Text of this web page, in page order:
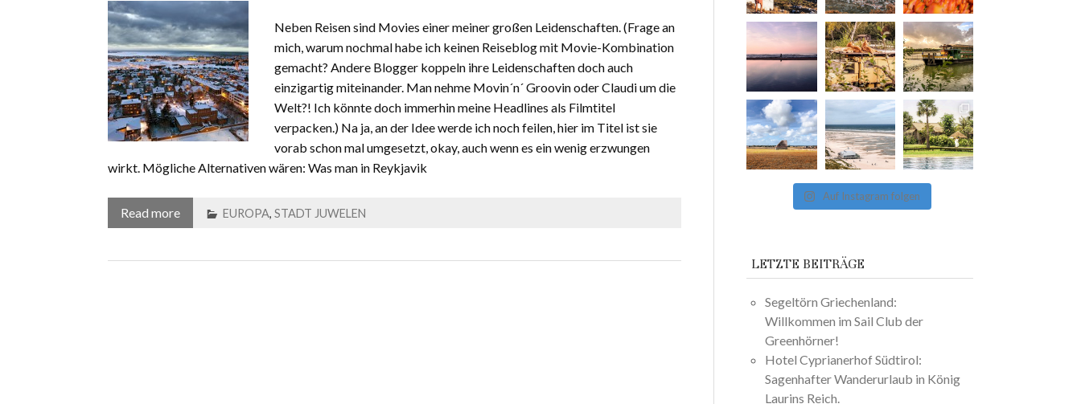
Neben Reisen sind Movies einer meiner großen Leidenschaften. (Frage an
mich, warum nochmal habe ich keinen Reiseblog mit Movie-Kombination
gemacht? Andere Blogger koppeln ihre Leidenschaften doch auch
einzigartig miteinander. Man nehme Movin´n´ Groovin oder Claudi um die
Welt?! Ich könnte doch immerhin meine Headlines als Filmtitel
verpacken.) Na ja, an der Idee werde ich noch feilen, hier im Titel ist sie
vorab schon mal umgesetzt, okay, auch wenn es ein wenig erzwungen
wirkt. Mögliche Alternativen wären: Was man in Reykjavik
Read more EUROPA,STADT JUWELEN
Auf Instagram folgen
LETZTE BEITRÄGE
Segeltörn Griechenland:
Willkommen im Sail Club der
Greenhörner!
Hotel Cyprianerhof Südtirol:
Sagenhafter Wanderurlaub in König
Laurins Reich.